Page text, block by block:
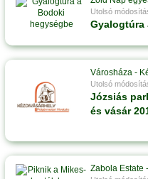
Utolsó
Gyalogtúra
Városháza -
Utolsó
Józsiás
és vásár
Zabola Estate